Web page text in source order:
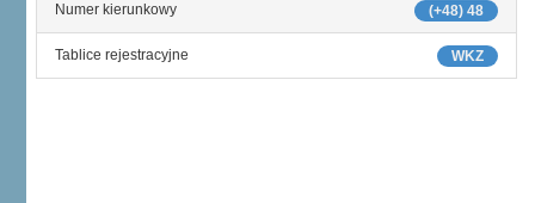
(+48) 48
Numer kierunkowy
WKZ
Tablice rejestracyjne